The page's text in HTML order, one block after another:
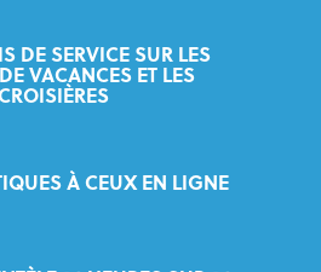
DE SERVICE SUR LES
VACANCES ET LES
À CEUX EN LIGNE